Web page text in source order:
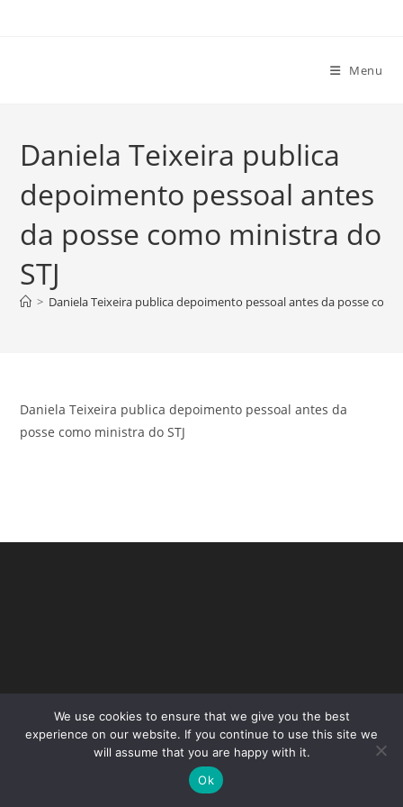
Menu
Daniela Teixeira publica
depoimento pessoal antes
da posse como ministra do
STJ
> Daniela Teixeira publica depoimento pessoal antes da posse
Daniela Teixeira publica depoimento pessoal antes da
posse como ministra do STJ
Copyright - WordPress Theme by OceanWP
We use cookies to ensure that we give you the best
experience on our website. If you continue to use this site we
will assume that you are happy with it.
Ok